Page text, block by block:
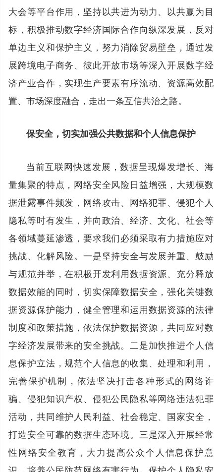
大会等平台作用，坚持以共进为动力、以共赢为目
标，积极推动数字经济国际合作向纵深发展，反对
单边主义和保护主义，努力消除贸易壁垒，通过发
展跨境电子商务、彼此开放市场等深入开展数字经
济产业合作，实现生产要素有序流动、资源高效配
置、市场深度融合，走出一条互信共治之路。
保安全，切实加强公共数据和个人信息保护
当前互联网快速发展，数据呈现爆发增长、海
量集聚的特点，网络安全风险日益增强，大规模数
据泄露事件频发，网络攻击、网络犯罪、侵犯个人
隐私等时有发生，并向政治、经济、文化、社会等
各领域蔓延渗透，要求我们必须采取有力措施应对
挑战、化解风险。一是坚持安全与发展并重、鼓励
与规范并举，在积极开发利用数据资源、充分释放
数据效能的同时，切实保障数据安全，强化关键数
据资源保护能力，健全管理和运用数据资源的法律
制度和政策措施，依法保护数据资源，共同应对数
字经济发展带来的安全挑战。二是加快推进个人信
息保护立法，规范个人信息的收集、处理和利用，
完善保护机制，依法坚决打击各种形式的网络诈
骗、侵犯知识产权、侵犯公民隐私等网络违法犯罪
活动，共同维护人民利益、社会稳定、国家安全，
打造安全可靠的数据生态环境。三是深入开展经常
性网络安全教育，大力提高公众个人信息保护意
识，培养公民防范网络有害行为、保护个人隐私安